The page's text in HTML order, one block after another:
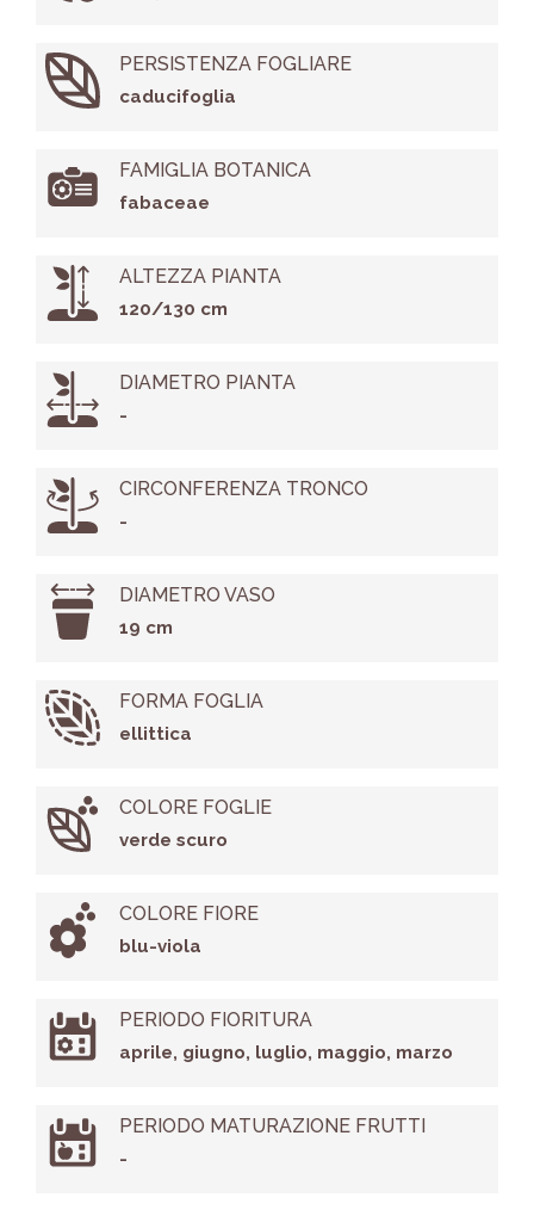
PERSISTENZA FOGLIARE
caducifoglia
FAMIGLIA BOTANICA
fabaceae
ALTEZZA PIANTA
120/130 cm
DIAMETRO PIANTA
-
CIRCONFERENZA TRONCO
-
DIAMETRO VASO
19 cm
FORMA FOGLIA
ellittica
COLORE FOGLIE
verde scuro
COLORE FIORE
blu-viola
PERIODO FIORITURA
aprile, giugno, luglio, maggio, marzo
PERIODO MATURAZIONE FRUTTI
-